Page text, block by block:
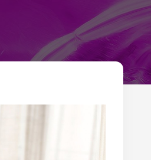
设
营销型网站建力企业公信力
站建设解决方案